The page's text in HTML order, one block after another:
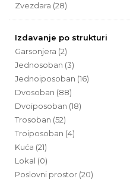
Zvezdara (28)
Izdavanje po strukturi
Garsonjera (2)
Jednosoban (3)
Jednoiposoban (16)
Dvosoban (88)
Dvoiposoban (18)
Trosoban (52)
Troiposoban (4)
Kuća (21)
Lokal (0)
Poslovni prostor (20)